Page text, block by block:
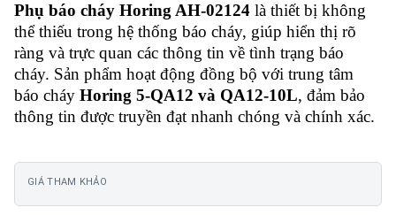
Phụ báo cháy Horing AH-02124 là thiết bị không
thể thiếu trong hệ thống báo cháy, giúp hiển thị rõ
ràng và trực quan các thông tin về tình trạng báo
cháy. Sản phẩm hoạt động đồng bộ với trung tâm
báo cháy Horing 5-QA12 và QA12-10L, đảm bảo
thông tin được truyền đạt nhanh chóng và chính xác.
GIÁ THAM KHẢO